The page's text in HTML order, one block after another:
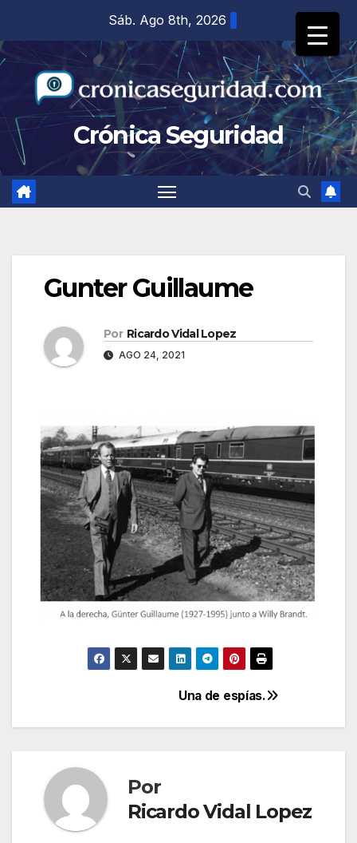
contenido
Sáb. Ago 8th, 2026
Crónica Seguridad
Gunter Guillaume
Por Ricardo Vidal Lopez
AGO 24, 2021
de
entradas
Una de espías.
Por
Ricardo Vidal Lopez